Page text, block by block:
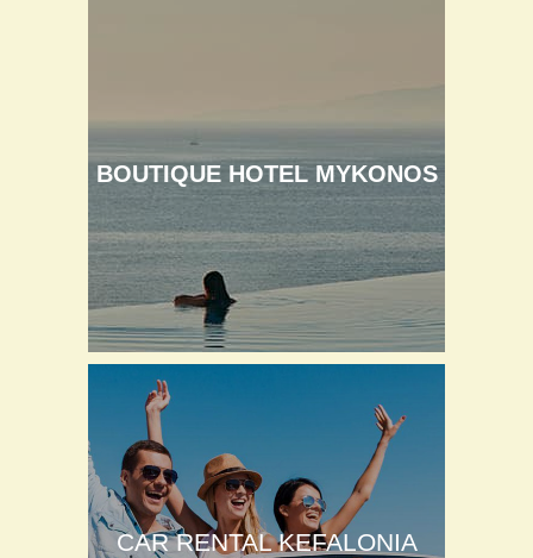
BOUTIQUE HOTEL MYKONOS
CAR RENTAL KEFALONIA